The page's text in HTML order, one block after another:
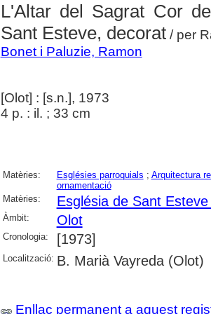
L'Altar del Sagrat Cor
Sant Esteve, decorat/ per
Bonet i Paluzie, Ramon
[Olot] : [s.n.], 1973
4 p. : il. ; 33 cm
Matèries: Esglésies parroquials ; Arquitectura
ornamentació
Matèries:
Església de Sant
Àmbit: Olot
Cronologia: [1973]
Localització: B. Marià Vayreda (Olot)
Enllaç permanent a aquest